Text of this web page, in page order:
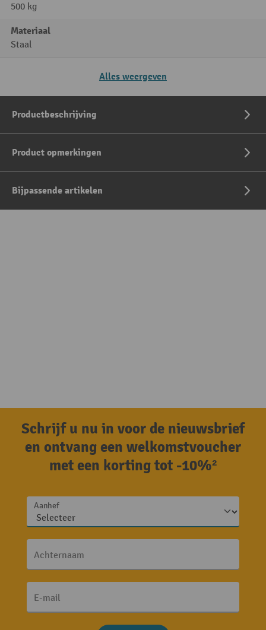
500 kg
Materiaal
Staal
Alles weergeven
Productbeschrijving
Product opmerkingen
Bijpassende artikelen
Schrijf u nu in voor de nieuwsbrief
en ontvang een welkomstvoucher
met een korting tot -10%²
Aanhef
Achternaam
E-mail